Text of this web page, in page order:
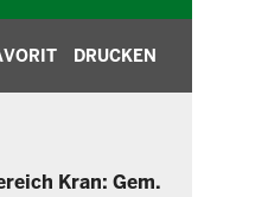
DRUCKEN
Kran: Gem.